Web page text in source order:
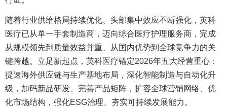
随着行业供给格局持续优化、头部集中效应不断强化，英科
医疗已从单一手套制造商，迈向综合医疗护理服务商，完成
从规模领先到质量效益并重、从国内优势到全球竞争力的关
键跨越。立足新起点，英科医疗锚定2026年五大经营重心：
提速海外供应链与生产基地布局，深化智能制造与自动化升
级，加码新品研发、完善产品矩阵，扩容全球营销网络、优
化市场结构，强化ESG治理、夯实可持续发展能力。